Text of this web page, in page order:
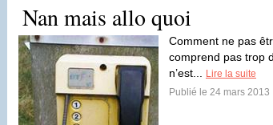
Nan mais allo quoi
Comment ne pas
comprend pas trop
n’est...
Lire la suite
Publié le 24 mars 2013